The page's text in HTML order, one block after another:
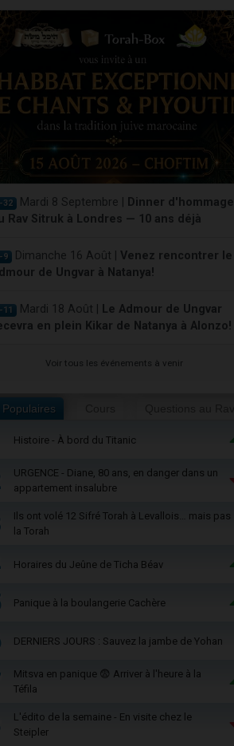
32 Mardi 8 Septembre |
Dinner d'hommage
Rav Sitruk à Londres — 10 ans déjà
9 Dimanche 16 Août | Venez rencontrer le
de Ungvar à Natanya!
11 Mardi 18 Août |
Le Admour de Ungvar
en plein Kikar de Natanya à Alonzo!
Voir tous les événements à venir
Populaires
Histoire - À bord du Titanic
URGENCE - Diane, 80 ans, en danger dans un
appartement insalubre
Ils ont volé 12 Sifré Torah à Levallois… mais pas
la Torah
Horaires du Jeûne de Ticha Béav
Panique à la boulangerie Cachère
DERNIERS JOURS : Sauvez la jambe de Yohan
Mitsva en panique 😨 Arriver à l'heure à la
Téfila
L'édito de la semaine - En visite chez le
Steipler